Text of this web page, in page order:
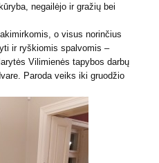
negailėjo ir gražių bei
o visus norinčius
ir ryškiomis spalvomis –
Vilimienės tapybos darbų
Paroda veiks iki gruodžio